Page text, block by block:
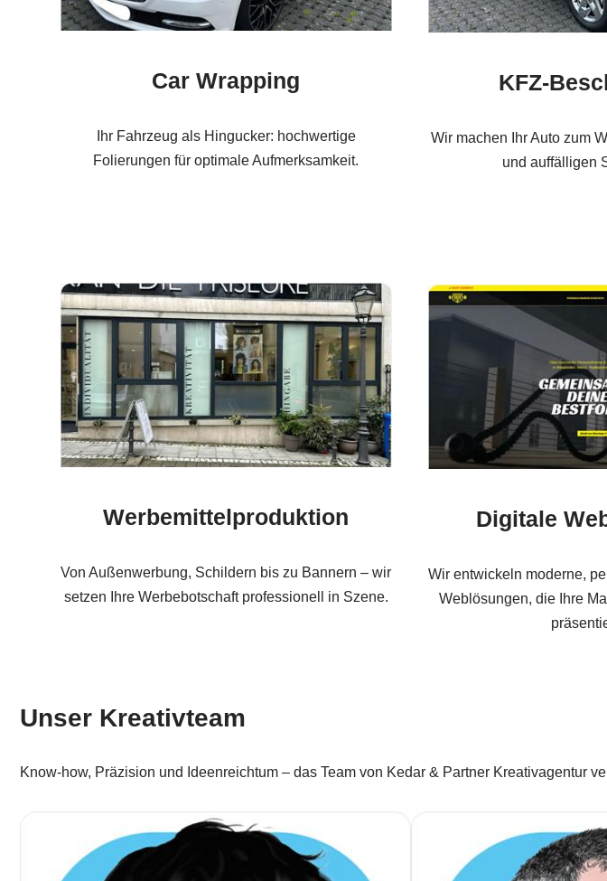
Car Wrapping
Ihr Fahrzeug als Hingucker: hochwertige
Folierungen für optimale Aufmerksamkeit.
KFZ-
Wir machen Ihr Auto zum
und auffälligen
Werbemittelproduktion
Von Außenwerbung, Schildern bis zu Bannern – wir
setzen Ihre Werbebotschaft professionell in Szene.
Digitale
Wir entwickeln moderne,
Weblösungen, die Ihre
Unser Kreativteam
Know-how, Präzision und Ideenreichtum – das Team von Kedar & Partner Kreativagentur